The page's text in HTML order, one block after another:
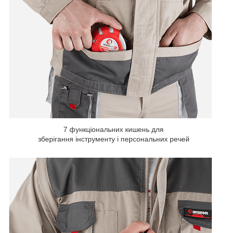
7 функціональних кишень для
зберігання інструменту і персональних речей